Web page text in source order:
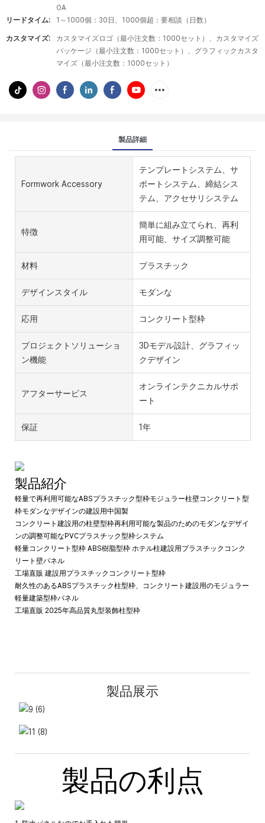
OA
リードタイム:
1～1000個：30日、1000個超：要相談（日数）
カスタマイズ:
カスタマイズロゴ（最小注文数：1000セット）、カスタマイズ
パッケージ（最小注文数：1000セット）、グラフィックカスタ
マイズ（最小注文数：1000セット）
製品詳細
Formwork Accessory
テンプレートシステム、サ
ポートシステム、締結シス
テム、アクセサリシステム
特徴
簡単に組み立てられ、再利
用可能、サイズ調整可能
材料 プラスチック
デザインスタイル モダンな
応用 コンクリート型枠
プロジェクトソリューショ
ン機能
3Dモデル設計、グラフィッ
クデザイン
アフターサービス
オンラインテクニカルサポ
ート
保証 1年
製品紹介
軽量で再利用可能なABSプラスチック型枠モジュラー柱壁コンクリート型
枠モダンなデザインの建設用中国製
コンクリート建設用の柱壁型枠再利用可能な製品のためのモダンなデザイ
ンの調整可能なPVCプラスチック型枠システム
軽量コンクリート型枠 ABS樹脂型枠 ホテル柱建設用プラスチックコンク
リート壁パネル
工場直販 建設用プラスチックコンクリート型枠
耐久性のあるABSプラスチック柱型枠、コンクリート建設用のモジュラー
軽量建築型枠パネル
工場直販 2025年高品質丸型装飾柱型枠
製品展示
製品の利点